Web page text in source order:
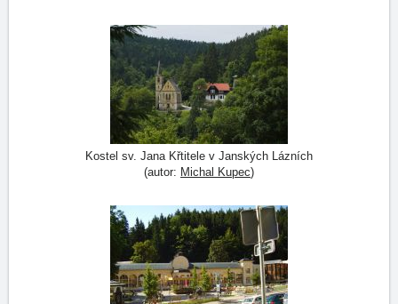
Kostel sv. Jana Křtitele v Janských Lázních
(autor: Michal Kupec)